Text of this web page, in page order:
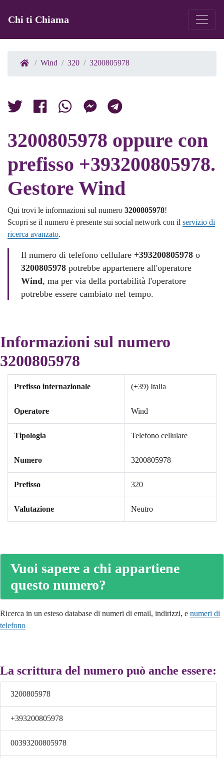
Chi ti Chiama
Wind 320 3200805978
3200805978 oppure con
prefisso +393200805978.
Gestore Wind
Qui trovi le informazioni sul numero 3200805978!
Scopri se il numero è presente sui social network con il servizio di
ricerca avanzato.
Il numero di telefono cellulare +393200805978 o
3200805978 potrebbe appartenere all'operatore
Wind, ma per via della portabilità l'operatore
potrebbe essere cambiato nel tempo.
Informazioni sul numero
3200805978
Prefisso internazionale (+39) Italia
Operatore Wind
Tipologia Telefono cellulare
Numero 3200805978
Prefisso 320
Valutazione Neutro
Vuoi sapere a chi appartiene
questo numero?
Ricerca in un esteso database di numeri di email, indirizzi, e numeri di
telefono
La scrittura del numero può anche essere:
3200805978
+393200805978
00393200805978